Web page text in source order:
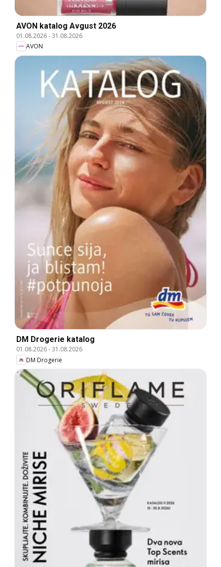
AVON katalog Avgust 2026
01.08.2026-31.08.2026
AVON
DM Drogerie katalog
01.08.2026-31.08.2026
DM Drogerie